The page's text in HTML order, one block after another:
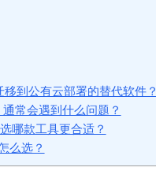
到公有云部署的替代软件？
常会遇到什么问题？
哪款工具更合适？
么选？